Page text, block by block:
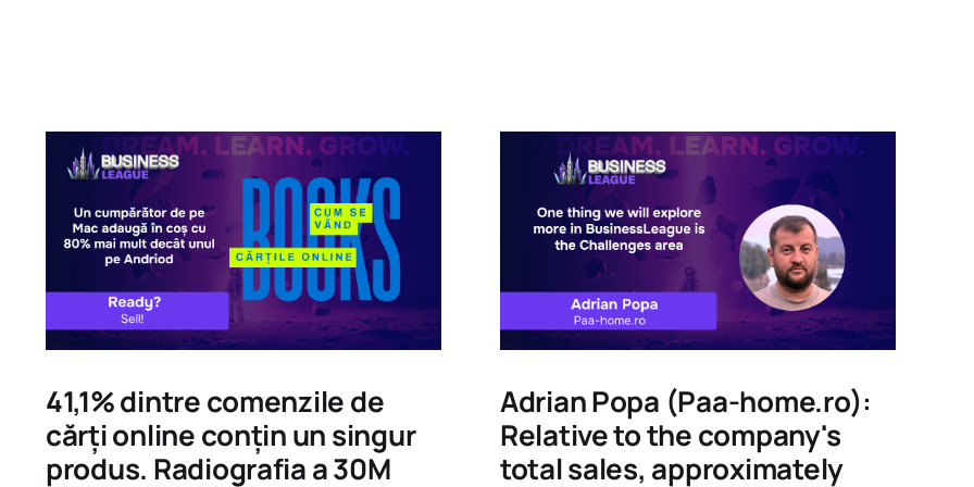
41,1% dintre comenzile de
cărți online conțin un singur
produs. Radiografia a 30M
Adrian Popa (Paa-home.ro):
Relative to the company's
total sales, approximately